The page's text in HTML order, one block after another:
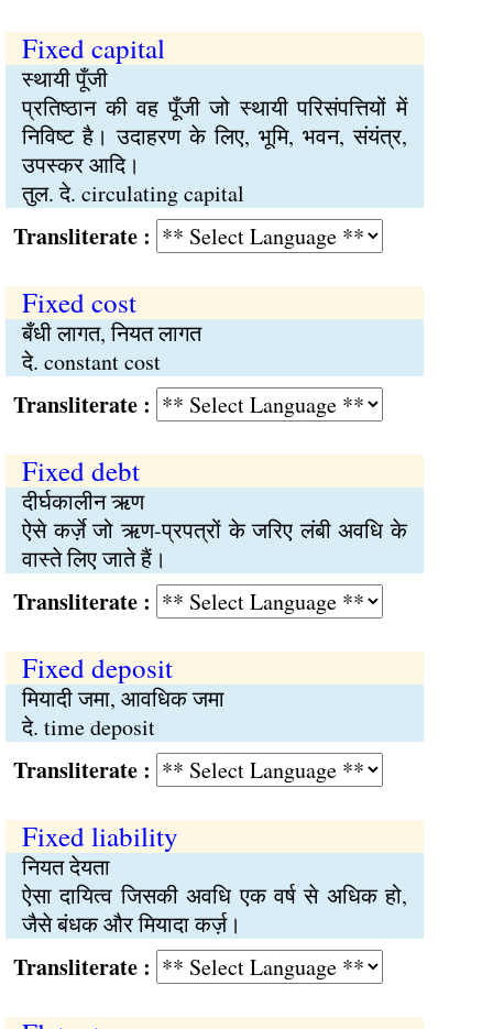
Fixed capital
स्थायी पूँजी
प्रतिष्ठान की वह पूँजी जो स्थायी परिसंपत्तियों में
निविष्ट है। उदाहरण के लिए, भूमि, भवन, संयंत्र,
उपस्कर आदि।
तुल. दे. circulating capital
:
Fixed cost
बँधी लागत, नियत लागत
दे. constant cost
:
Fixed debt
दीर्घकालीन ऋण
ऐसे कर्ज़े जो ऋण-प्रपत्रों के जरिए लंबी अवधि के
वास्ते लिए जाते हैं।
:
Fixed deposit
मियादी जमा, आवधिक जमा
दे. time deposit
:
Fixed liability
नियत देयता
ऐसा दायित्व जिसकी अवधि एक वर्ष से अधिक हो,
जैसे बंधक और मियादा कर्ज़।
: